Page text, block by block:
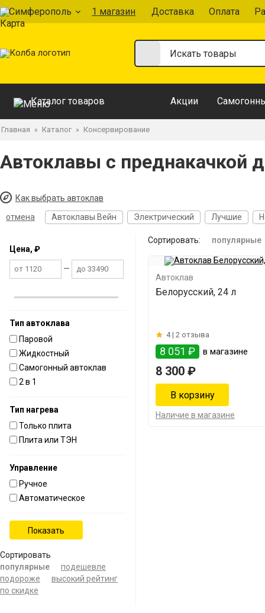
Симферополь 1 магазин Доставка Оплата
Каталог товаров Акции
Главная » Каталог » Консервирование
Автоклавы с преднакачкой
Как выбрать автоклав
отмена
Автоклавы Вейн Электрический Лучшие
Цена, ₽
—
Тип автоклава
Паровой
Жидкостный
Самогонный автоклав
2 в 1
Тип нагрева
Только плита
Плита или ТЭН
Управление
Ручное
Автоматическое
Сортировать
популярные
подешевле
подороже
высокий рейтинг
по скидке
Сортировать: популярные
Автоклав
Белорусский, 24 л
4 | 2 отзыва
8 051 ₽ в магазине
8 300 ₽
Наличие в магазине